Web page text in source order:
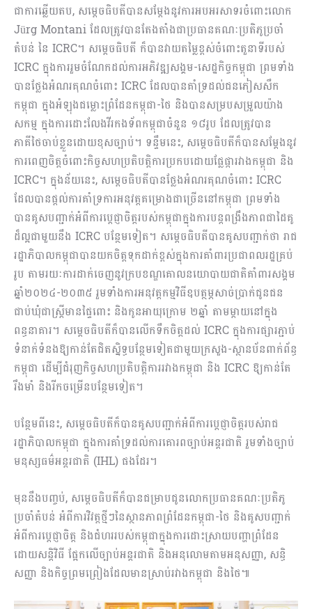
ជាការឆ្លើយតប, សម្ដេចធិបតីបានសម្ដែងនូវការអបអរសាទរចំពោះលោក
Jürg Montani ដែលត្រូវបានតែងតាំងជាប្រធានគណៈប្រតិភូប្រចាំ
តំបន់ នៃ ICRC។ សម្តេចធិបតី ក៏បានវាយតម្លៃខ្ពស់ចំពោះតួនាទីរបស់
ICRC ក្នុងការរួមចំណែកដល់ការអភិវឌ្ឍសង្គម-សេដ្ឋកិច្ចកម្ពុជា ព្រមទាំង
បានថ្លែងអំណរគុណចំពោះ ICRC ដែលបានគាំទ្រដល់ជនភៀសសឹក
កម្ពុជា​ ក្នុងអំឡុងជម្លោះព្រំដែនកម្ពុជា-ថៃ និងបានសម្របសម្រួលយ៉ាង
សកម្ម ក្នុងការដោះលែងវីរកងទ័ពកម្ពុជាចំនួន ១៨រូប ដែលត្រូវបាន
ភាគីថៃចាប់ខ្លួនដោយខុសច្បាប់។ ទន្ទឹមនេះ, សម្ដេចធិបតីក៏បានសម្ដែងនូវ
ការពេញចិត្តចំពោះកិច្ចសហប្រតិបត្តិការប្រកបដោយផ្លែផ្ការវាងកម្ពុជា និង
ICRC។ ក្នុងន័យនេះ, សម្ដេចធិបតីបានថ្លែងអំណរគុណចំពោះ ICRC
ដែលបានផ្ដល់ការគាំទ្រការអនុវត្តគម្រោងជាច្រើននៅកម្ពុជា ព្រមទាំង
បានគូសបញ្ជាក់អំពីការប្ដេជ្ញាចិត្តរបស់កម្ពុជាក្នុងការបន្តពង្រឹងភាពជាដៃគូ
ដ៏ល្អជាមួយនឹង ICRC បន្ថែមទៀត។ សម្ដេចធិបតីបានគូសបញ្ជាក់ថា រាជ
រដ្ឋាភិបាលកម្ពុជាបានយកចិត្តទុកដាក់ខ្ពស់ក្នុងការគាំពារប្រជាពលរដ្ឋគ្រប់
រូប តាមរយៈការដាក់ចេញនូវក្របខណ្ឌគោលនយោបាយជាតិគាំពារសង្គម
ឆ្នាំ២០២៤-២០៣៥ រួមទាំងការអនុវត្តកម្មវិធីឧបត្ថម្ភសាច់ប្រាក់ជូនជន
ជាប់ឃុំជាស្ត្រីមានផ្ទៃពោះ និងកូនអាយុក្រោម ២ឆ្នាំ តាមម្តាយនៅក្នុង
ពន្ធនាគារ។ សម្ដេចធិបតីក៏បានលើកទឹកចិត្តដល់ ICRC ក្នុងការផ្សារភ្ជាប់
ទំនាក់ទំនងឱ្យកាន់តែជិតស្និទ្ធបន្ថែមទៀតជាមួយក្រសួង-ស្ថានប័នពាក់ព័ន្ធ
កម្ពុជា ដើម្បីជំរុញកិច្ចសហប្រតិបត្តិការរវាងកម្ពុជា និង ICRC ឱ្យកាន់តែ
រឹងមាំ និងរីកចម្រើនបន្ថែមទៀត។
បន្ថែមពីនេះ, សម្ដេចធិបតីក៏បានគូសបញ្ជាក់អំពីការប្ដេជ្ញាចិត្តរបស់រាជ
រដ្ឋាភិបាលកម្ពុជា ក្នុងការគាំទ្រដល់ការគោរពច្បាប់អន្តរជាតិ រួមទាំងច្បាប់
មនុស្សធម៌អន្តរជាតិ (IHL) ផងដែរ។
មុននឹងបញ្ចប់, សម្តេចធិបតីក៏បានជម្រាបជូនលោកប្រធានគណៈប្រតិភូ
ប្រចាំតំបន់ អំពីការវិវត្តថ្មីៗនៃស្ថានភាពព្រំដែនកម្ពុជា-ថៃ និងគូសបញ្ជាក់
អំពីការប្តេជ្ញាចិត្ត និងជំហររបស់កម្ពុជាក្នុងការដោះស្រាយបញ្ហាព្រំដែន
ដោយសន្តិវិធី ផ្អែកលើច្បាប់អន្តរជាតិ និងអនុលោមតាមអនុសញ្ញា, សន្ធិ
សញ្ញា និងកិច្ចព្រមព្រៀងដែលមានស្រាប់រវាងកម្ពុជា និងថៃ៕